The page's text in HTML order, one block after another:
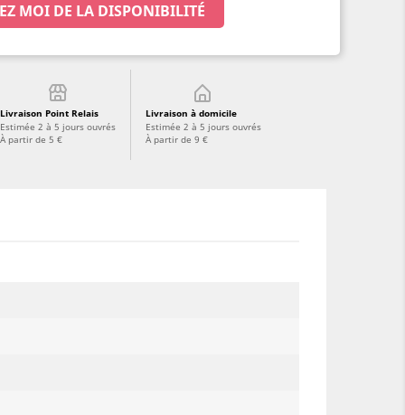
MOI DE LA DISPONIBILITÉ
Livraison Point Relais
Estimée 2 à 5 jours ouvrés
À partir de 5 €
Livraison à domicile
Estimée 2 à 5 jours ouvrés
À partir de 9 €